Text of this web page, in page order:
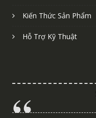
Kiến Thức Sản Phẩm
Hỗ Trợ Kỹ Thuật